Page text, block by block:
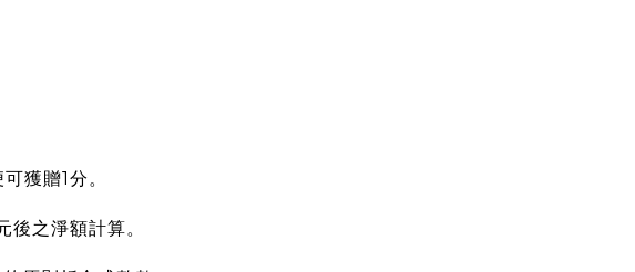
獲贈1分。
之淨額計算。